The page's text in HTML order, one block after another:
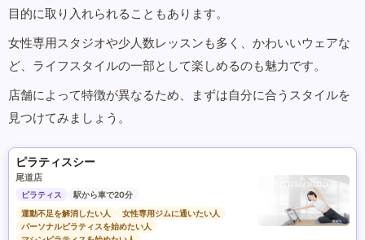
目的に取り入れられることもあります。
女性専用スタジオや少人数レッスンも多く、かわいいウェアな
ど、ライフスタイルの一部として楽しめるのも魅力です。
店舗によって特徴が異なるため、まずは自分に合うスタイルを
見つけてみましょう。
ピラティスシー
尾道店
ピラティス
駅から車で20分
運動不足を解消したい人
女性専用ジムに通いたい人
パーソナルピラティスを始めたい人